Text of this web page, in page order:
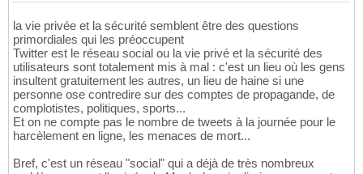
la vie privée et la sécurité semblent être des questions
primordiales qui les préoccupent
Twitter est le réseau social ou la vie privé et la sécurité des
utilisateurs sont totalement mis à mal : c'est un lieu où les gens
insultent gratuitement les autres, un lieu de haine si une
personne ose contredire sur des comptes de propagande, de
complotistes, politiques, sports...
Et on ne compte pas le nombre de tweets à la journée pour le
harcèlement en ligne, les menaces de mort...
Bref, c'est un réseau "social" qui a déjà de très nombreux